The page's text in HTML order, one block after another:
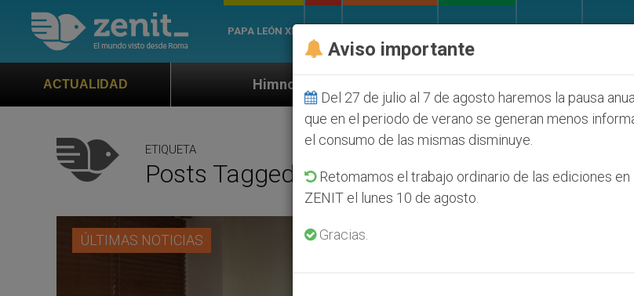
PAPA LEÓN XIV
ACTUALIDADHimno oficial de la Jornada Mundial de la Juventud Seúl 2027 ONU se
ETIQUETA
Posts Tagged ‘Mons. Víctor Masalles’
ÚLTIMAS NOTICIAS
Aviso importante
Del 27 de julio al 7 de agosto haremos la pausa
que en el periodo de verano se generan menos
el consumo de las mismas disminuye.
Retomamos el trabajo ordinario de las ediciones en
ZENIT el lunes 10 de agosto.
Gracias.